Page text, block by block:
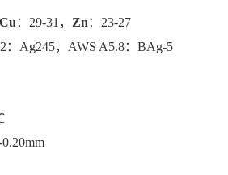
Cu：29-31， Zn：23-27
：Ag245，AWS A5.8：BAg-5